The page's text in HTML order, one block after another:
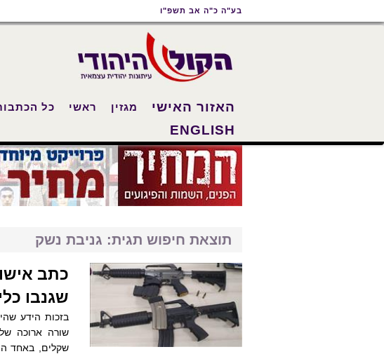
נגישות
ראשי
ראשי
בע"ה כ"ה אב תשפ"ו
האזור האישי מגזין ראשי כל
ENGLISH
תוצאת חיפוש תגית: גניבת נשק
כתב
שגנבו
בזכות הידע
שורה ארוכה
שקלים, באחד